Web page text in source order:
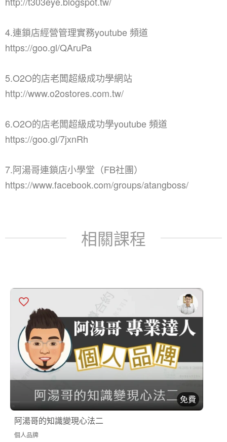
4.連鎖店經營管理實務youtube 頻道
https://goo.gl/QAruPa
5.O2O的店老闆超級成功學網站
http://www.o2ostores.com.tw/
6.O2O的店老闆超級成功學youtube 頻道
https://goo.gl/7jxnRh
7.阿湯哥連鎖店小學堂（FB社團）
https://www.facebook.com/groups/atangboss/
相關課程
免費
阿湯哥的知識變現心法二
個人品牌